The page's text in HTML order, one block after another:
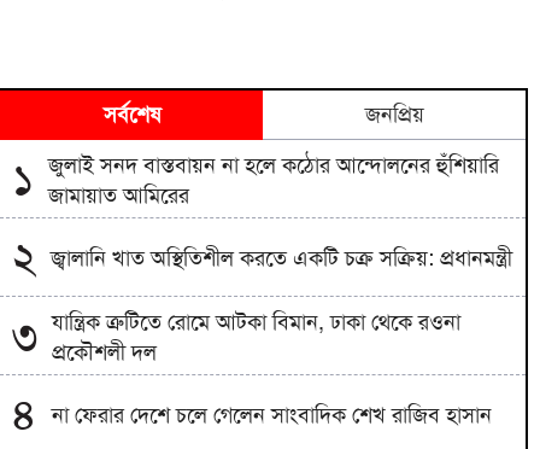
সর্বশেষ জনপ্রিয়
১ জুলাই সনদ বাস্তবায়ন না হলে কঠোর আন্দোলনের হুঁশিয়ারি
জামায়াত আমিরের
২ জ্বালানি খাত অস্থিতিশীল করতে একটি চক্র সক্রিয়: প্রধানমন্ত্রী
৩ যান্ত্রিক ত্রুটিতে রোমে আটকা বিমান, ঢাকা থেকে রওনা
প্রকৌশলী দল
৪ না ফেরার দেশে চলে গেলেন সাংবাদিক শেখ রাজিব হাসান